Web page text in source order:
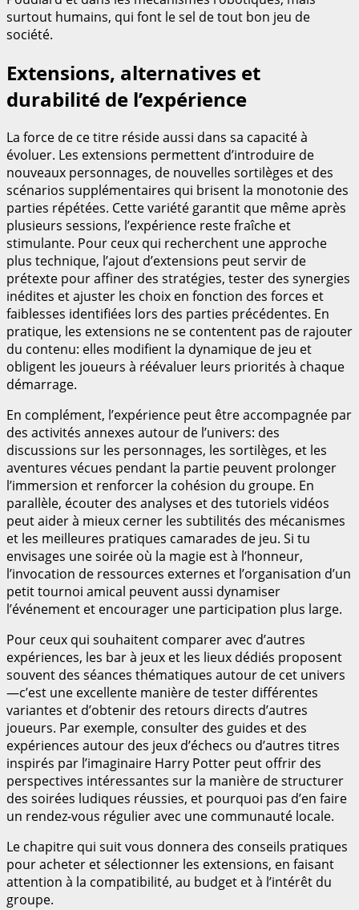
surtout humains, qui font le sel de tout bon jeu de
société.
Extensions, alternatives et
durabilité de l’expérience
La force de ce titre réside aussi dans sa capacité à
évoluer. Les extensions permettent d’introduire de
nouveaux personnages, de nouvelles sortilèges et des
scénarios supplémentaires qui brisent la monotonie des
parties répétées. Cette variété garantit que même après
plusieurs sessions, l’expérience reste fraîche et
stimulante. Pour ceux qui recherchent une approche
plus technique, l’ajout d’extensions peut servir de
prétexte pour affiner des stratégies, tester des synergies
inédites et ajuster les choix en fonction des forces et
faiblesses identifiées lors des parties précédentes. En
pratique, les extensions ne se contentent pas de rajouter
du contenu: elles modifient la dynamique de jeu et
obligent les joueurs à réévaluer leurs priorités à chaque
démarrage.
En complément, l’expérience peut être accompagnée par
des activités annexes autour de l’univers: des
discussions sur les personnages, les sortilèges, et les
aventures vécues pendant la partie peuvent prolonger
l’immersion et renforcer la cohésion du groupe. En
parallèle, écouter des analyses et des tutoriels vidéos
peut aider à mieux cerner les subtilités des mécanismes
et les meilleures pratiques camarades de jeu. Si tu
envisages une soirée où la magie est à l’honneur,
l’invocation de ressources externes et l’organisation d’un
petit tournoi amical peuvent aussi dynamiser
l’événement et encourager une participation plus large.
Pour ceux qui souhaitent comparer avec d’autres
expériences, les bar à jeux et les lieux dédiés proposent
souvent des séances thématiques autour de cet univers
—c’est une excellente manière de tester différentes
variantes et d’obtenir des retours directs d’autres
joueurs. Par exemple, consulter des guides et des
expériences autour des jeux d’échecs ou d’autres titres
inspirés par l’imaginaire Harry Potter peut offrir des
perspectives intéressantes sur la manière de structurer
des soirées ludiques réussies, et pourquoi pas d’en faire
un rendez-vous régulier avec une communauté locale.
Le chapitre qui suit vous donnera des conseils pratiques
pour acheter et sélectionner les extensions, en faisant
attention à la compatibilité, au budget et à l’intérêt du
groupe.